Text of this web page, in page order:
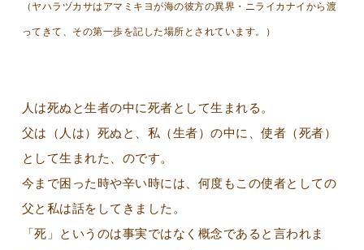
（ヤハラヅカサはアマミキヨが海の彼方の異界・ニライカナイから渡
ってきて、その第一歩を記した場所とされています。）
人は死ぬと生者の中に死者として生まれる。
父は（人は）死ぬと、私（生者）の中に、使者（死者）
として生まれた、のです。
今まで困った時や辛い時には、何度もこの使者としての
父と私は話をしてきました。
「死」というのは事実ではなく概念であると言われま